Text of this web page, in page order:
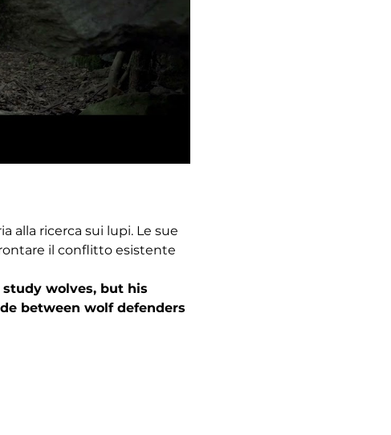
alla ricerca sui lupi. Le sue
il conflitto esistente
wolves, but his
between wolf defenders